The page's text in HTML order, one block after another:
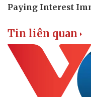
Thể thao
Bóng đá
Lịch thi đấu bóng đá
Thế giới thể thao
Tin liên quan